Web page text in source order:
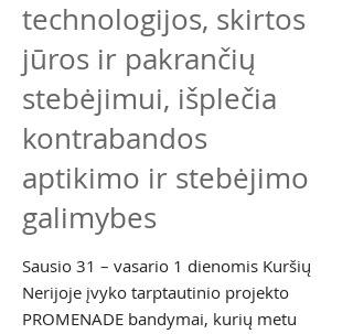
technologijos, skirtos
jūros ir pakrančių
stebėjimui, išplečia
kontrabandos
aptikimo ir stebėjimo
galimybes
Sausio 31 – vasario 1 dienomis Kuršių
Nerijoje įvyko tarptautinio projekto
PROMENADE bandymai, kurių metu